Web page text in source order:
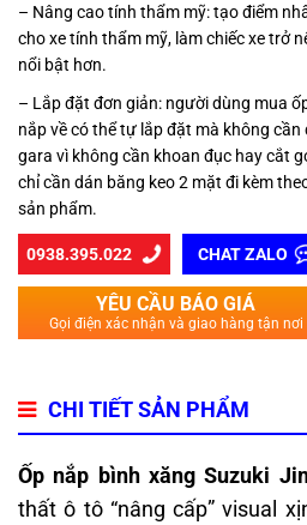
– Nâng cao tính thẩm mỹ: tạo điểm
cho xe tính thẩm mỹ, làm chiếc xe trở
nổi bật hơn.
– Lắp đặt đơn giản: người dùng mua
nắp về có thể tự lắp đặt mà không cần
gara vì không cần khoan đục hay cắt
chỉ cần dán băng keo 2 mặt đi kèm
sản phẩm.
0938.395.022 CHAT ZALO
YÊU CẦU BÁO GIÁ
Gọi điện xác nhận và giao hàng tận nơi
CHI TIẾT SẢN PHẨM
Ốp nắp bình xăng Suzuki
thất ô tô “nâng cấp” visual